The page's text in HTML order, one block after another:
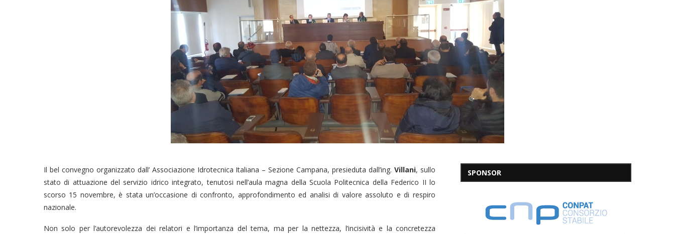
Il bel convegno organizzato dall’ Associazione Idrotecnica Italiana – Sezione Campana, presieduta dall’ing.Villani, sullo
stato di attuazione del servizio idrico integrato, tenutosi nell’aula magna della Scuola Politecnica della Federico II lo
scorso 15 novembre, è stata un’occasione di confronto, approfondimento ed analisi di valore assoluto e di respiro
nazionale.
Non solo per l’autorevolezza dei relatori e l’importanza del tema, ma per la nettezza, l’incisività e la concretezza
SPONSOR